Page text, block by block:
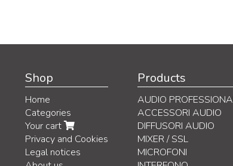
Shop
Home
Categories
Your cart
Privacy and Cookies
Legal notices
Products
AUDIO
ACCESSORI AUDIO
DIFFUSORI AUDIO
MIXER / SSL
MICROFONI